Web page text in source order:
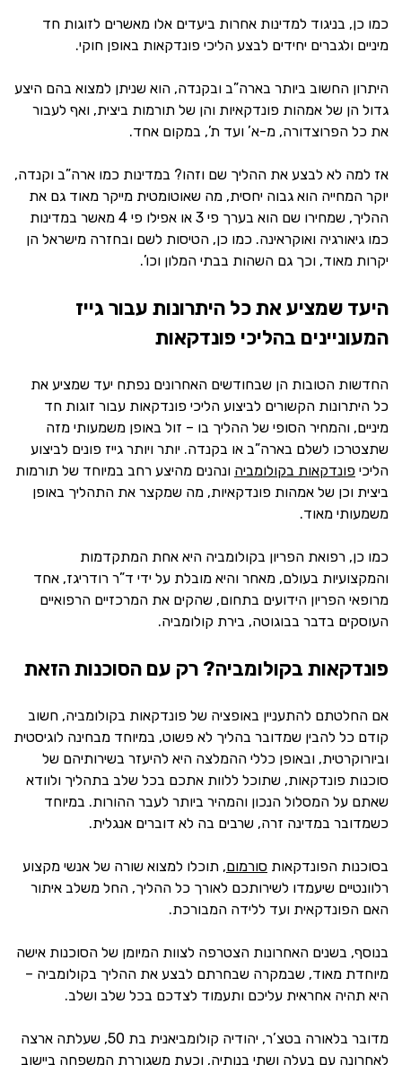
כמו כן, בניגוד למדינות אחרות ביעדים אלו מאשרים לזוגות חד
מיניים ולגברים יחידים לבצע הליכי פונדקאות באופן חוקי.
היתרון החשוב ביותר בארה”ב ובקנדה, הוא שניתן למצוא בהם היצע
גדול הן של אמהות פונדקאיות והן של תורמות ביצית, ואף לעבור
את כל הפרוצדורה, מ-א’ ועד ת’, במקום אחד.
אז למה לא לבצע את ההליך שם וזהו? במדינות כמו ארה”ב וקנדה,
יוקר המחייה הוא גבוה יחסית, מה שאוטומטית מייקר מאוד גם את
ההליך, שמחירו שם הוא בערך פי 3 או אפילו פי 4 מאשר במדינות
כמו גיאורגיה ואוקראינה. כמו כן, הטיסות לשם ובחזרה מישראל הן
יקרות מאוד, וכך גם השהות בבתי המלון וכו’.
היעד שמציע את כל היתרונות עבור גייז
המעוניינים בהליכי פונדקאות
החדשות הטובות הן שבחודשים האחרונים נפתח יעד שמציע את
כל היתרונות הקשורים לביצוע הליכי פונדקאות עבור זוגות חד
מיניים, והמחיר הסופי של ההליך בו – זול באופן משמעותי מזה
שתצטרכו לשלם בארה”ב או בקנדה. יותר ויותר גייז פונים לביצוע
הליכי פונדקאות בקולומביה ונהנים מהיצע רחב במיוחד של תורמות
ביצית וכן של אמהות פונדקאיות, מה שמקצר את התהליך באופן
משמעותי מאוד.
כמו כן, רפואת הפריון בקולומביה היא אחת המתקדמות
והמקצועיות בעולם, מאחר והיא מובלת על ידי ד”ר רודריגז, אחד
מרופאי הפריון הידועים בתחום, שהקים את המרכזיים הרפואיים
העוסקים בדבר בבוגוטה, בירת קולומביה.
פונדקאות בקולומביה? רק עם הסוכנות הזאת
אם החלטתם להתעניין באופציה של פונדקאות בקולומביה, חשוב
קודם כל להבין שמדובר בהליך לא פשוט, במיוחד מבחינה לוגיסטית
וביורוקרטית, ובאופן כללי ההמלצה היא להיעזר בשירותיהם של
סוכנות פונדקאות, שתוכל ללוות אתכם בכל שלב בתהליך ולוודא
שאתם על המסלול הנכון והמהיר ביותר לעבר ההורות. במיוחד
כשמדובר במדינה זרה, שרבים בה לא דוברים אנגלית.
בסוכנות הפונדקאות סורמום, תוכלו למצוא שורה של אנשי מקצוע
רלוונטיים שיעמדו לשירותכם לאורך כל ההליך, החל משלב איתור
האם הפונדקאית ועד ללידה המבורכת.
בנוסף, בשנים האחרונות הצטרפה לצוות המיומן של הסוכנות אישה
מיוחדת מאוד, שבמקרה שבחרתם לבצע את ההליך בקולומביה –
היא תהיה אחראית עליכם ותעמוד לצדכם בכל שלב ושלב.
מדובר בלאורה בטצ’ר, יהודיה קולומביאנית בת 50, שעלתה ארצה
לאחרונה עם בעלה ושתי בנותיה, וכעת משגוררת המשפחה ביישוב